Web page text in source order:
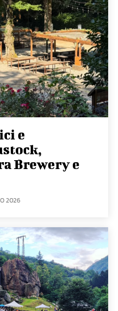
e
Brewery e
2026